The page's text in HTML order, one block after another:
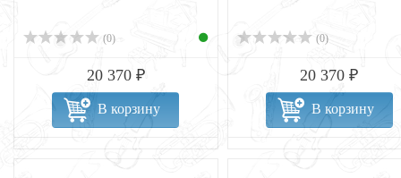
(0)
20 370 ₽
В корзину
(0)
20 370 ₽
В корзину